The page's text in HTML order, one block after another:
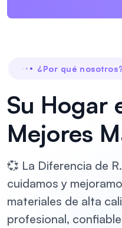
¿Por qué
Su Hogar
Mejores
💞 La Diferencia de
cuidamos y
materiales de alta
profesional,